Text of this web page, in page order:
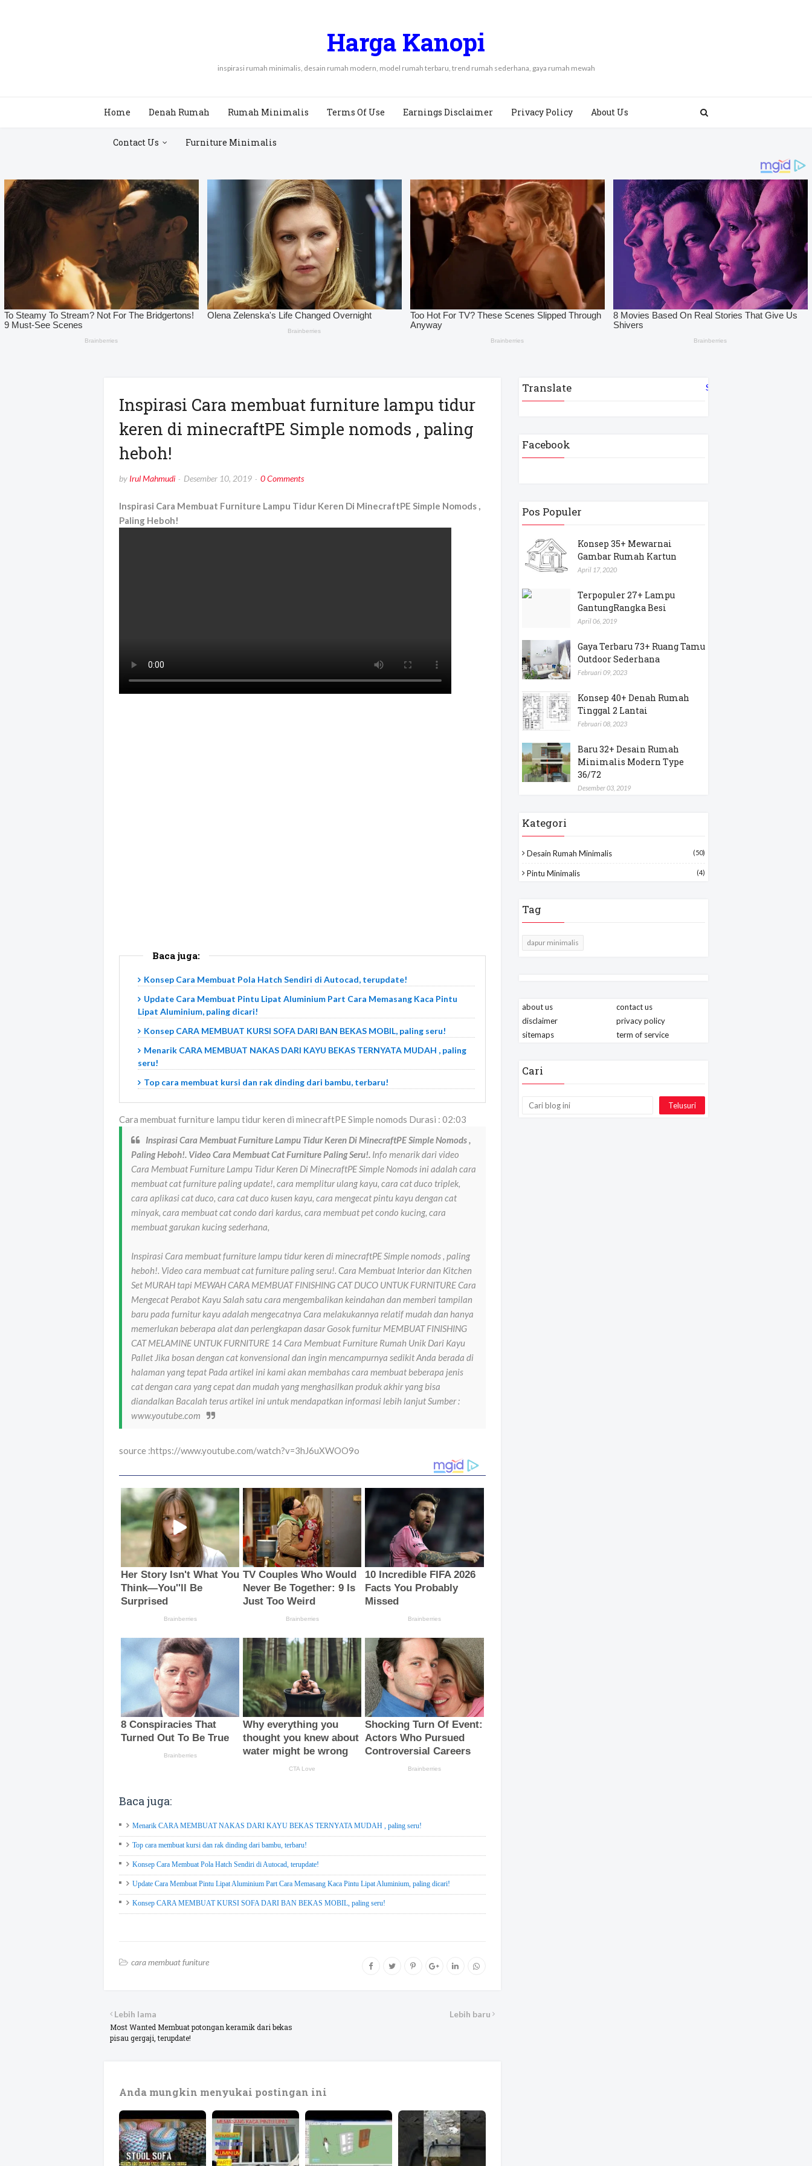
Harga Kanopi
inspirasi rumah minimalis, desain rumah modern, model rumah terbaru, trend rumah sederhana, gaya rumah mewah
Home Denah Rumah Rumah Minimalis Terms Of Use Earnings Disclaimer Privacy Policy About Us
Contact Us Furniture Minimalis
Inspirasi Cara membuat furniture lampu tidur
keren di minecraftPE Simple nomods , paling
heboh!
by Irul Mahmudi Desember 10, 2019 0 Comments
Inspirasi Cara Membuat Furniture Lampu Tidur Keren Di MinecraftPE Simple Nomods ,
Paling Heboh!
Baca juga:
Konsep Cara Membuat Pola Hatch Sendiri di Autocad, terupdate!
Update Cara Membuat Pintu Lipat Aluminium Part Cara Memasang Kaca Pintu
Lipat Aluminium, paling dicari!
Konsep CARA MEMBUAT KURSI SOFA DARI BAN BEKAS MOBIL, paling seru!
Menarik CARA MEMBUAT NAKAS DARI KAYU BEKAS TERNYATA MUDAH , paling
seru!
Top cara membuat kursi dan rak dinding dari bambu, terbaru!
Cara membuat furniture lampu tidur keren di minecraftPE Simple nomods Durasi : 02:03
Inspirasi Cara Membuat Furniture Lampu Tidur Keren Di MinecraftPE Simple Nomods ,
Paling Heboh!. Video Cara Membuat Cat Furniture Paling Seru!. Info menarik dari video
Cara Membuat Furniture Lampu Tidur Keren Di MinecraftPE Simple Nomods ini adalah cara
membuat cat furniture paling update!, cara memplitur ulang kayu, cara cat duco triplek,
cara aplikasi cat duco, cara cat duco kusen kayu, cara mengecat pintu kayu dengan cat
minyak, cara membuat cat condo dari kardus, cara membuat pet condo kucing, cara
membuat garukan kucing sederhana,
Inspirasi Cara membuat furniture lampu tidur keren di minecraftPE Simple nomods , paling
heboh!. Video cara membuat cat furniture paling seru!. Cara Membuat Interior dan Kitchen
Set MURAH tapi MEWAH CARA MEMBUAT FINISHING CAT DUCO UNTUK FURNITURE Cara
Mengecat Perabot Kayu Salah satu cara mengembalikan keindahan dan memberi tampilan
baru pada furnitur kayu adalah mengecatnya Cara melakukannya relatif mudah dan hanya
memerlukan beberapa alat dan perlengkapan dasar Gosok furnitur MEMBUAT FINISHING
CAT MELAMINE UNTUK FURNITURE 14 Cara Membuat Furniture Rumah Unik Dari Kayu
Pallet Jika bosan dengan cat konvensional dan ingin mencampurnya sedikit Anda berada di
halaman yang tepat Pada artikel ini kami akan membahas cara membuat beberapa jenis
cat dengan cara yang cepat dan mudah yang menghasilkan produk akhir yang bisa
diandalkan Bacalah terus artikel ini untuk mendapatkan informasi lebih lanjut Sumber :
www.youtube.com
source :https://www.youtube.com/watch?v=3hJ6uXWOO9o
Baca juga:
Menarik CARA MEMBUAT NAKAS DARI KAYU BEKAS TERNYATA MUDAH , paling seru!
Top cara membuat kursi dan rak dinding dari bambu, terbaru!
Konsep Cara Membuat Pola Hatch Sendiri di Autocad, terupdate!
Update Cara Membuat Pintu Lipat Aluminium Part Cara Memasang Kaca Pintu Lipat Aluminium, paling dicari!
Konsep CARA MEMBUAT KURSI SOFA DARI BAN BEKAS MOBIL, paling seru!
cara membuat funiture
Lebih baru
Lebih lama
Most Wanted Membuat potongan keramik dari bekas
pisau gergaji, terupdate!
Anda mungkin menyukai postingan ini
Translate Select Language
Facebook
Pos Populer
Konsep 35+ Mewarnai
Gambar Rumah Kartun
April 17, 2020
Terpopuler 27+ Lampu
GantungRangka Besi
April 06, 2019
Gaya Terbaru 73+ Ruang Tamu
Outdoor Sederhana
Februari 09, 2023
Konsep 40+ Denah Rumah
Tinggal 2 Lantai
Februari 08, 2023
Baru 32+ Desain Rumah
Minimalis Modern Type
36/72
Desember 03, 2019
Kategori
Desain Rumah Minimalis (50)
Pintu Minimalis (4)
Tag
dapur minimalis
about us
contact us
disclaimer
privacy policy
sitemaps
term of service
Cari